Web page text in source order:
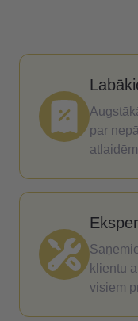
par
klientu
visiem